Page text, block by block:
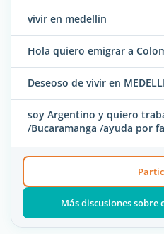
vivir en medellin
Hola quiero emigrar a
Deseoso de vivir en
soy Argentino y quiero
/Bucaramanga /ayuda por fa
Más discusiones sobre